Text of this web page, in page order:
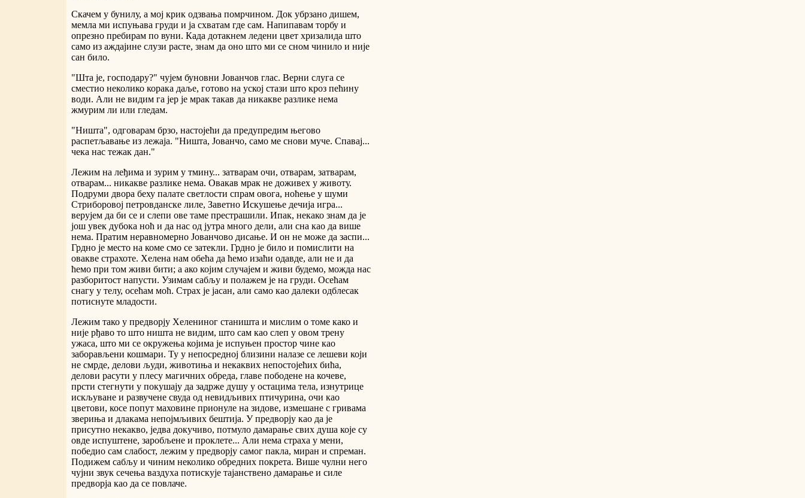
Скачем у бунилу, а мој крик одзвања помрчином. Док убрзано дишем,
мемла ми испуњава груди и ја схватам где сам. Напипавам торбу и
опрезно пребирам по вуни. Када дотакнем ледени цвет хризалида што
само из аждајине слузи расте, знам да оно што ми се сном чинило и није
сан било.
"Шта је, господару?" чујем буновни Јованчов глас. Верни слуга се
сместио неколико корака даље, готово на уској стази што кроз пећину
води. Али не видим га јер је мрак такав да никакве разлике нема
жмурим ли или гледам.
"Ништа", одговарам брзо, настојећи да предупредим његово
распетљавање из лежаја. "Ништа, Јованчо, само ме снови муче. Спавај...
чека нас тежак дан."
Лежим на леђима и зурим у тмину... затварам очи, отварам, затварам,
отварам... никакве разлике нема. Овакав мрак не доживех у животу.
Подруми двора беху палате светлости спрам овога, ноћење у шуми
Стриборовој петровданске лиле, Заветно Искушење дечија игра...
верујем да би се и слепи ове таме престрашили. Ипак, некако знам да је
још увек дубока ноћ и да нас од јутра много дели, али сна као да више
нема. Пратим неравномерно Јованчово дисање. И он не може да заспи...
Грдно је место на коме смо се затекли. Грдно је било и помислити на
овакве страхоте. Хелена нам обећа да ћемо изаћи одавде, али не и да
ћемо при том живи бити; а ако којим случајем и живи будемо, можда нас
разборитост напусти. Узимам сабљу и полажем је на груди. Осећам
снагу у телу, осећам моћ. Страх је јасан, али само као далеки одблесак
потиснуте младости.
Лежим тако у предворју Хелениног станишта и мислим о томе како и
није рђаво то што ништа не видим, што сам као слеп у овом трену
ужаса, што ми се окружења којима је испуњен простор чине као
заборављени кошмари. Ту у непосредној близини налазе се лешеви који
не смрде, делови људи, животиња и некаквих непостојећих бића,
делови расути у плесу магичних обреда, главе пободене на кочеве,
прсти стегнути у покушају да задрже душу у остацима тела, изнутрице
искљуване и развучене свуда од невидљивих птичурина, очи као
цветови, косе попут маховине прионуле на зидове, измешане с гривама
звериња и длакама непојмљивих бештија. У предворју као да је
присутно некакво, једва докучиво, потмуло дамарање свих душа које су
овде испуштене, заробљене и проклете... Али нема страха у мени,
победио сам слабост, лежим у предворју самог пакла, миран и спреман.
Подижем сабљу и чиним неколико обредних покрета. Више чулни него
чујни звук сечења ваздуха потискује тајанствено дамарање и силе
предворја као да се повлаче.